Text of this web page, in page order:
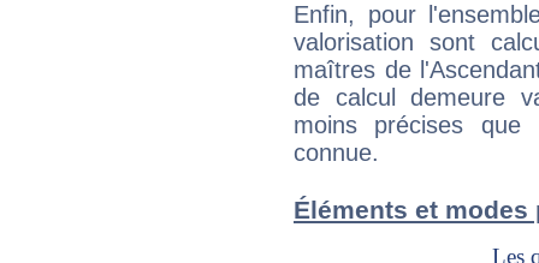
Enfin, pour
valorisation sont
maîtres de
de calcul demeure
moins précises que
connue.
Éléments et